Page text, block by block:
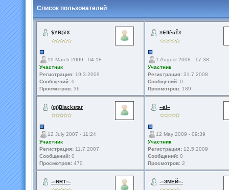
Список пользователей
$YR@X
19 March 2009 - 04:18
Участник
Регистрация: 19.3.2009
Сообщений: 0
Просмотров: 36
×ĘffêcŤ×
1 August 2008 - 17:38
Участник
Регистрация: 31.7.2008
Сообщений: 0
Просмотров: 189
(gt)Blackstar
12 July 2007 - 11:24
Участник
Регистрация: 11.7.2007
Сообщений: 0
Просмотров: 470
--al--
12 May 2009 - 09:39
Участник
Регистрация: 12.5.2009
Сообщений: 0
Просмотров: 2
-=NRT=- -=ЗМЕЙ=-